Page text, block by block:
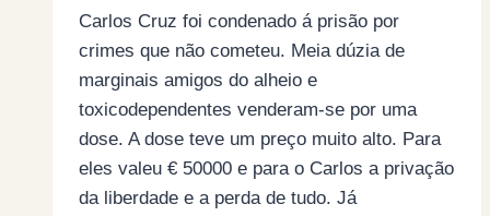
Carlos Cruz foi condenado á prisão por
crimes que não cometeu. Meia dúzia de
marginais amigos do alheio e
toxicodependentes venderam-se por uma
dose. A dose teve um preço muito alto. Para
eles valeu € 50000 e para o Carlos a privação
da liberdade e a perda de tudo. Já